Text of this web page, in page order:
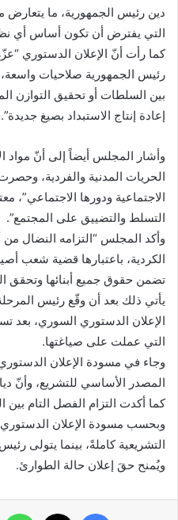
دين رئيس الجمهورية، ما يتعارض
التي يفترض أن تكون أساس أي
كما رأت أنّ الإعلان الدستوري
رئيس الجمهورية صلاحيات
بين السلطات أو تحقيق التوازن
إعادة إنتاج الاستبداد بصيغ جديدة”.
وأشار المجلس أيضاً إلى أنّ مواد
الحريات المدنية والفردية،
الاجتماعية ودورها الاجتماعي”،
التسلط والتضييق على المجتمع”.
وأكد المجلس “التزامه النضال
الكردية، باعتبارها قضية شعب
تضمن حقوق جميع أبنائها وتحقق
يأتي ذلك بعد أن وقّع رئيس
الإعلان الدستوري السوري، بعد
التي عملت على صياغتها.
وجاء في مسودة الإعلان
المصدر الأساسي للتشريع، وأنّ
كما أكدت التزام الفصل التام
وبحسب مسودة الإعلان
التشريعية كاملةً، بينما يتولى
ويُمنح حقَ إعلان حالة الطوارئ.
فيسبوك